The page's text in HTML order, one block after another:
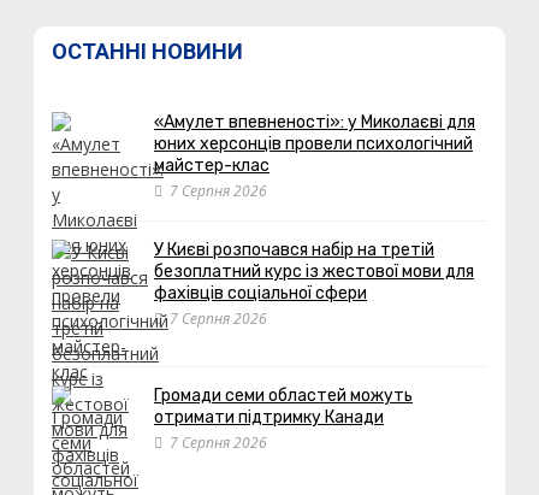
ОСТАННІ НОВИНИ
«Амулет впевненості»: у Миколаєві для
юних херсонців провели психологічний
майстер-клас
7 Серпня 2026
У Києві розпочався набір на третій
безоплатний курс із жестової мови для
фахівців соціальної сфери
7 Серпня 2026
Громади семи областей можуть
отримати підтримку Канади
7 Серпня 2026